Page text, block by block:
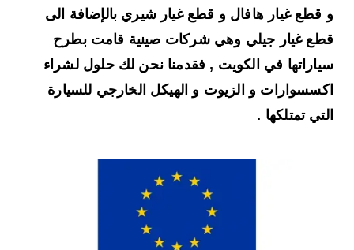
و قطع غيار هافال و قطع غيار شيري بالإضافة الى
قطع غيار جيلي وهي شركات صينية قامت بطرح
سياراتها في الكويت , فقدمنا نحن لك حلول لشراء
اكسسوارات و الزيوت و الهيكل الخارجي للسيارة
التي تمتلكها .